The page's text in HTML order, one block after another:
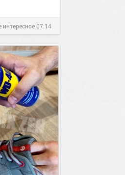
интересное07:14